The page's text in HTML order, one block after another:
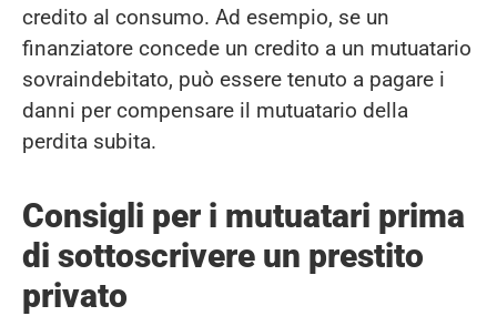
credito al consumo. Ad esempio, se un
finanziatore concede un credito a un mutuatario
sovraindebitato, può essere tenuto a pagare i
danni per compensare il mutuatario della
perdita subita.
Consigli per i mutuatari prima
di sottoscrivere un prestito
privato